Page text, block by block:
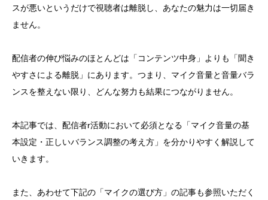
スが悪いというだけで視聴者は離脱し、あなたの魅力は一切届き
ません。
配信者の伸び悩みのほとんどは「コンテンツ中身」よりも「聞き
やすさによる離脱」にあります。つまり、マイク音量と音量バラ
ンスを整えない限り、どんな努力も結果につながりません。
本記事では、配信者r活動において必須となる「マイク音量の基
本設定・正しいバランス調整の考え方」を分かりやすく解説して
いきます。
また、あわせて下記の「マイクの選び方」の記事も参照いただく